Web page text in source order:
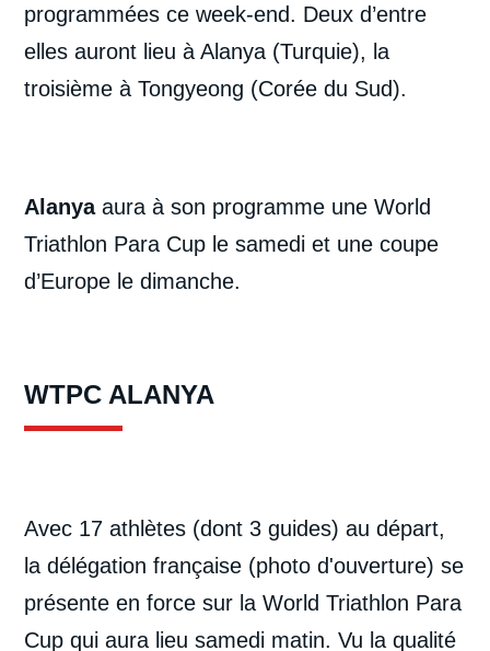
programmées ce week-end. Deux d’entre
elles auront lieu à Alanya (Turquie), la
troisième à Tongyeong (Corée du Sud).
Alanyaaura à son programme une World
Triathlon Para Cup le samedi et une coupe
d’Europe le dimanche.
WTPC ALANYA
Avec 17 athlètes (dont 3 guides) au départ,
la délégation française (photo d'ouverture) se
présente en force sur la World Triathlon Para
Cup qui aura lieu samedi matin. Vu la qualité